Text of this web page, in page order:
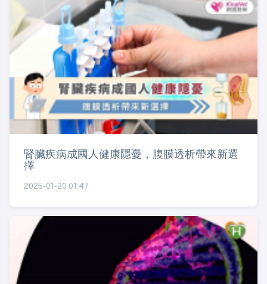
腎臟疾病成國人健康隱憂，腹膜透析帶來新選
擇
2025-01-20 01:47